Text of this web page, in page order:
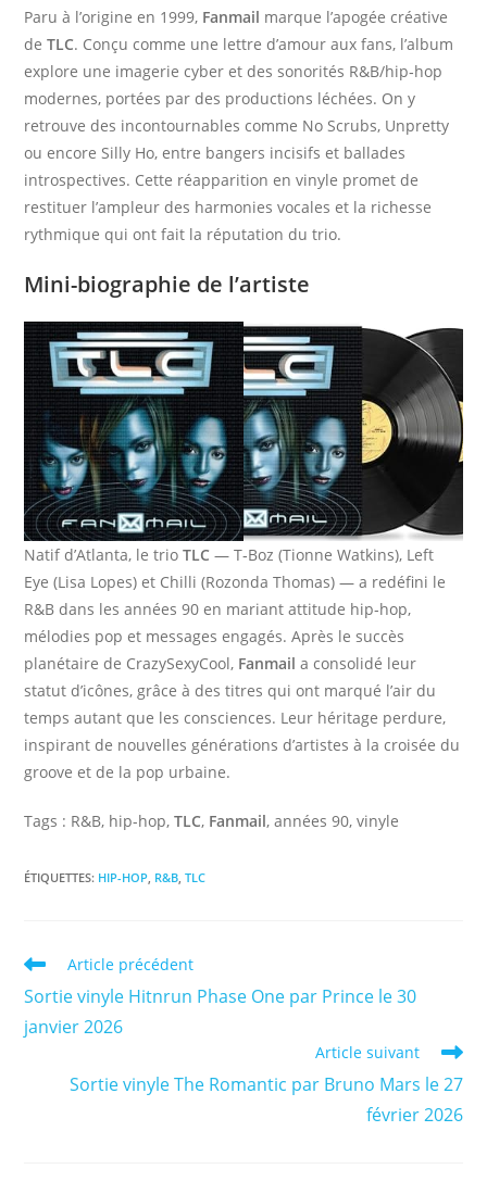
Paru à l’origine en 1999, Fanmail marque l’apogée créative
deTLC. Conçu comme une lettre d’amour aux fans, l’album
explore une imagerie cyber et des sonorités R&B/hip‑hop
modernes, portées par des productions léchées. On y
retrouve des incontournables comme No Scrubs, Unpretty
ou encore Silly Ho, entre bangers incisifs et ballades
introspectives. Cette réapparition en vinyle promet de
restituer l’ampleur des harmonies vocales et la richesse
rythmique qui ont fait la réputation du trio.
Mini-biographie de l’artiste
Natif d’Atlanta, le trioTLC — T‑Boz (Tionne Watkins), Left
Eye (Lisa Lopes) et Chilli (Rozonda Thomas) — a redéfini le
R&B dans les années 90 en mariant attitude hip‑hop,
mélodies pop et messages engagés. Après le succès
planétaire de CrazySexyCool, Fanmail a consolidé leur
statut d’icônes, grâce à des titres qui ont marqué l’air du
temps autant que les consciences. Leur héritage perdure,
inspirant de nouvelles générations d’artistes à la croisée du
groove et de la pop urbaine.
Tags : R&B, hip-hop,TLC, Fanmail, années 90, vinyle
ÉTIQUETTES: HIP-HOP R&B TLC
Read
articles
Article précédent
Sortie vinyle Hitnrun Phase One par Prince le 30
janvier 2026
Article suivant
Sortie vinyle The Romantic par Bruno Mars le 27
février 2026